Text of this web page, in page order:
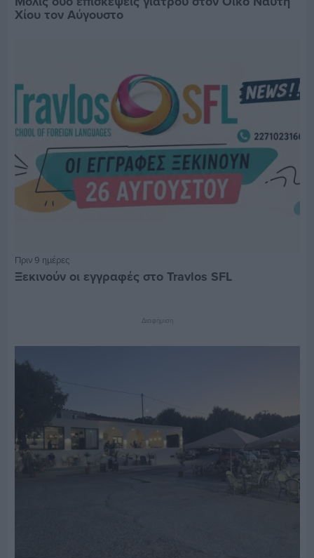
Χίου τον Αύγουστο
Πριν 9 ημέρες
Ξεκινούν οι εγγραφές στο Travlos SFL
Διαφήμιση